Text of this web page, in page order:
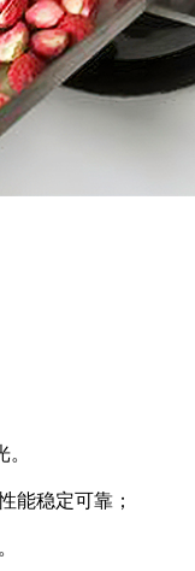
能稳定可靠；